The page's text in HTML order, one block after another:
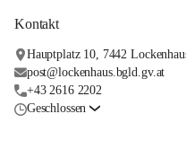
Kontakt
Hauptplatz 10, 7442
post@lockenhaus.bgld.gv.at
+43 2616 2202
Geschlossen